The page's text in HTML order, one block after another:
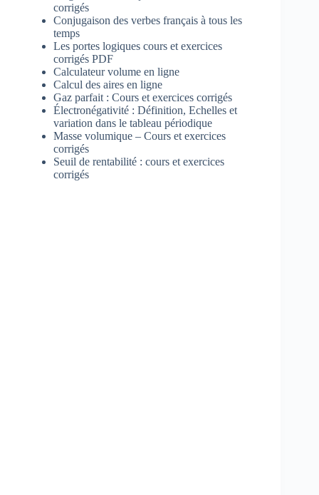
corrigés
Conjugaison des verbes français à tous les
temps
Les portes logiques cours et exercices
corrigés PDF
Calculateur volume en ligne
Calcul des aires en ligne
Gaz parfait : Cours et exercices corrigés
Électronégativité : Définition, Echelles et
variation dans le tableau périodique
Masse volumique – Cours et exercices
corrigés
Seuil de rentabilité : cours et exercices
corrigés